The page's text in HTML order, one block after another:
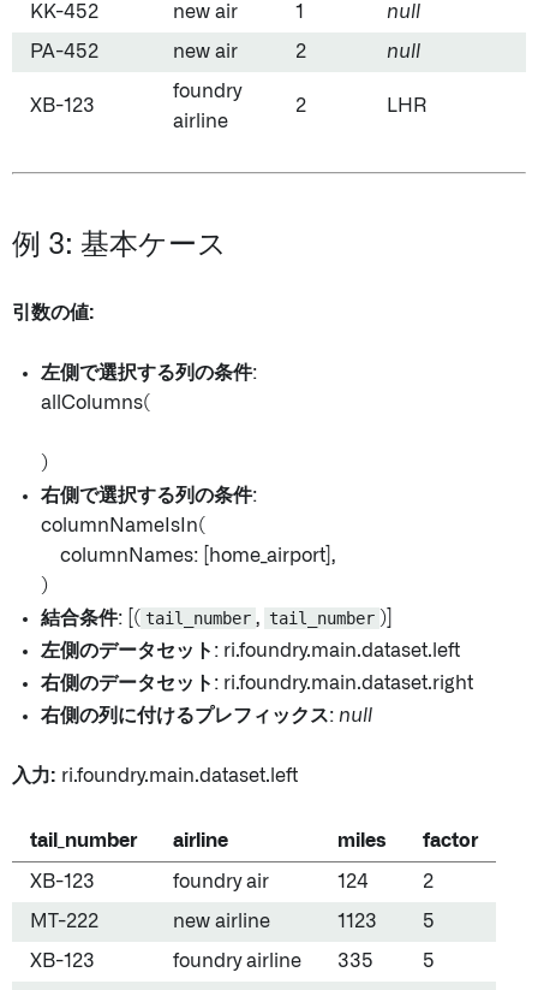
KK-452 new air 1 null
PA-452 new air 2 null
XB-123
foundry
airline
2 LHR
例 3: 基本ケース
引数の値:
左側で選択する列の条件:
allColumns(
)
右側で選択する列の条件:
columnNameIsIn(
columnNames: [home_airport],
)
結合条件: [( tail_number , tail_number )]
左側のデータセット : ri.foundry.main.dataset.left
右側のデータセット : ri.foundry.main.dataset.right
右側の列に付けるプレフィックス: null
入力: ri.foundry.main.dataset.left
tail_number airline miles factor
XB-123 foundry air 124 2
MT-222 new airline 1123 5
XB-123 foundry airline 335 5